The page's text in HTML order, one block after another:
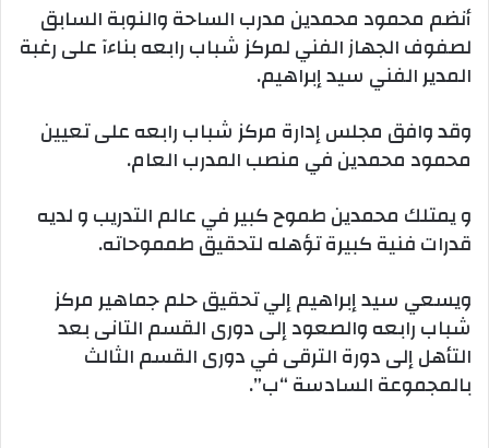
أنضم محمود محمدين مدرب الساحة والنوبة السابق
لصفوف الجهاز الفني لمركز شباب رابعه بناءآ على رغبة
المدير الفني سيد إبراهيم.
وقد وافق مجلس إدارة مركز شباب رابعه على تعيين
محمود محمدين في منصب المدرب العام.
و يمتلك محمدين طموح كبير في عالم التدريب و لديه
قدرات فنية كبيرة تؤهله لتحقيق طمموحاته.
ويسعي سيد إبراهيم إلي تحقيق حلم جماهير مركز
شباب رابعه والصعود إلى دورى القسم التانى بعد
التأهل إلى دورة الترقى في دورى القسم الثالث
بالمجموعة السادسة “ب”.